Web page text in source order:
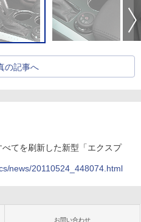
の記事へ
てを刷新した新型「エクスプ
news/20110524_448074.html
お問い合わせ